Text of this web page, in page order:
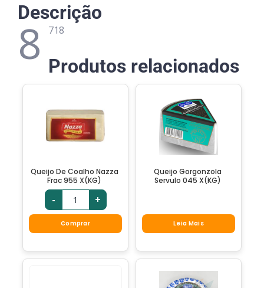
Descrição
8 718
Produtos relacionados
Queijo De Coalho Nazza
Frac 955 X(KG)
- +
Comprar
Queijo Gorgonzola
Servulo 045 X(KG)
Leia Mais